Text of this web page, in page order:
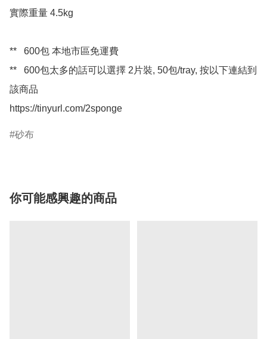
實際重量 4.5kg
**   600包 本地市區免運費
**   600包太多的話可以選擇 2片裝, 50包/tray, 按以下連結到
該商品
https://tinyurl.com/2sponge
砂布
你可能感興趣的商品